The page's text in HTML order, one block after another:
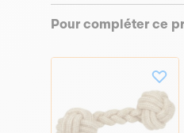
Pour compléter ce